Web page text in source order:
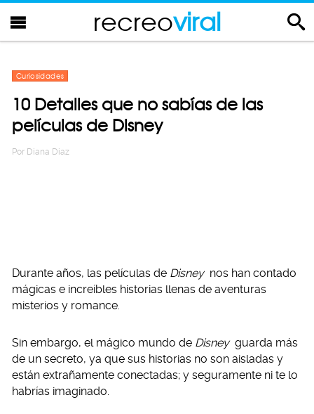
recreoviral
Curiosidades
10 Detalles que no sabías de las
películas de Disney
Por Diana Diaz
Durante años, las películas de Disney nos han contado
mágicas e increíbles historias llenas de aventuras
misterios y romance.
Sin embargo, el mágico mundo de Disney guarda más
de un secreto, ya que sus historias no son aisladas y
están extrañamente conectadas; y seguramente ni te lo
habrías imaginado.